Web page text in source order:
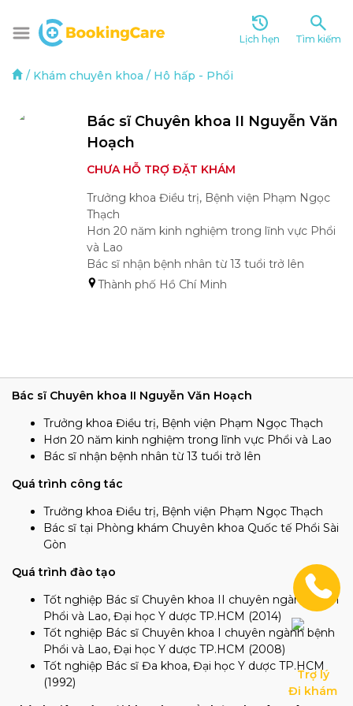
Lịch hẹn Tìm kiếm
/ Khám chuyên khoa / Hô hấp - Phổi
Bác sĩ Chuyên khoa II Nguyễn Văn
Hoạch
CHƯA HỖ TRỢ ĐẶT KHÁM
Trưởng khoa Điều trị, Bệnh viện Phạm Ngọc
Thạch
Hơn 20 năm kinh nghiệm trong lĩnh vực Phổi
và Lao
Bác sĩ nhận bệnh nhân từ 13 tuổi trở lên
Thành phố Hồ Chí Minh
Bác sĩ Chuyên khoa II Nguyễn Văn Hoạch
Trưởng khoa Điều trị, Bệnh viện Phạm Ngọc Thạch
Hơn 20 năm kinh nghiệm trong lĩnh vực Phổi và Lao
Bác sĩ nhận bệnh nhân từ 13 tuổi trở lên
Quá trình công tác
Trưởng khoa Điều trị, Bệnh viện Phạm Ngọc Thạch
Bác sĩ tại Phòng khám Chuyên khoa Quốc tế Phổi Sài
Gòn
Quá trình đào tạo
Tốt nghiệp Bác sĩ Chuyên khoa II chuyên ngành bệnh
Phổi và Lao, Đại học Y dược TP.HCM (2014)
Tốt nghiệp Bác sĩ Chuyên khoa I chuyên ngành bệnh
Phổi và Lao, Đại học Y dược TP.HCM (2008)
Tốt nghiệp Bác sĩ Đa khoa, Đại học Y dược TP.HCM
(1992)
Trợ lý
Đi khám